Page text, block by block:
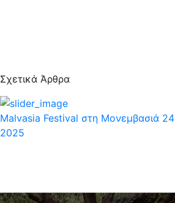
Σχετικά Άρθρα
Malvasia Festival στη Μονεμβασιά
2025